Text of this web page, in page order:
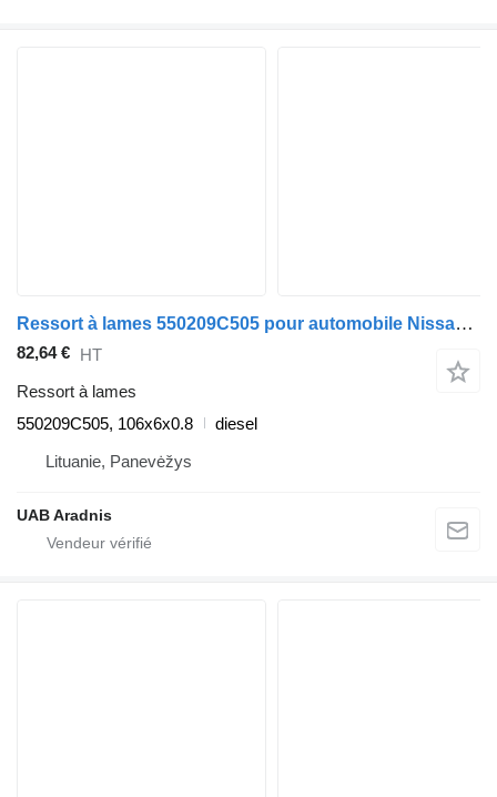
Ressort à lames 550209C505 pour automobile Nissan SERENA (C23)
82,64 € HT
Ressort à lames
550209C505, 106x6x0.8
diesel
Lituanie, Panevėžys
UAB Aradnis